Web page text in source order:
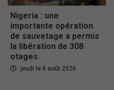
Nigeria : une
importante opération
de sauvetage a permis
la libération de 308
otages.
jeudi le 6 août 2026